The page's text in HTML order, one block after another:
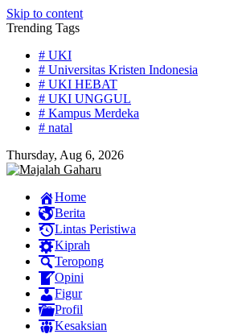
Skip to content
Trending Tags
# UKI
# Universitas Kristen Indonesia
# UKI HEBAT
# UKI UNGGUL
# Kampus Merdeka
# natal
Thursday, Aug 6, 2026
Home
Berita
Lintas Peristiwa
Kiprah
Teropong
Opini
Figur
Profil
Kesaksian